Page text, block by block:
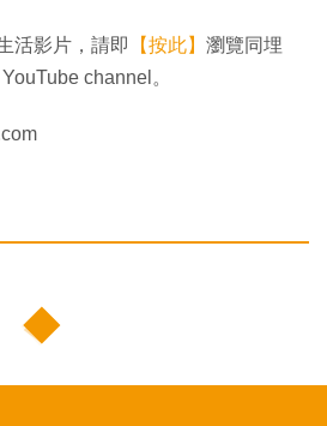
活影片，請即 【按此】 瀏覽同埋
channel。